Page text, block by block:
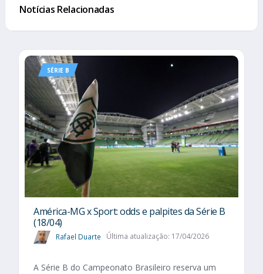
Notícias Relacionadas
SÉRIE B
América-MG x Sport: odds e palpites da Série B
(18/04)
Rafael Duarte Última atualização: 17/04/2026
A Série B do Campeonato Brasileiro reserva um